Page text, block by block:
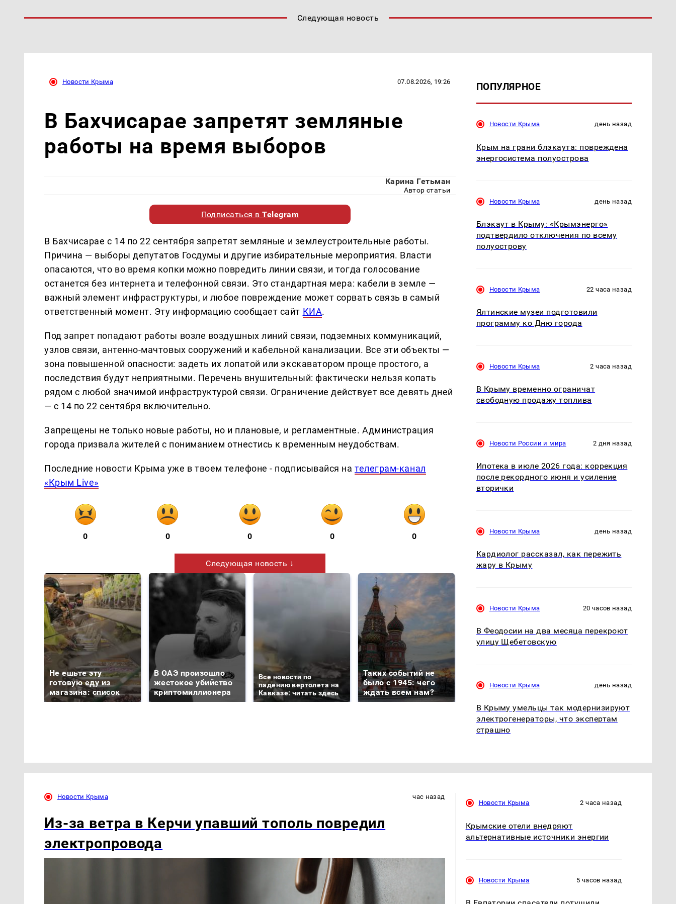
Следующая новость
Новости Крыма 07.08.2026, 19:26
В Бахчисарае запретят земляные
работы на время выборов
Карина Гетьман
Автор статьи
Подписаться вTelegram
В Бахчисарае с 14 по 22 сентября запретят земляные и землеустроительные работы.
Причина — выборы депутатов Госдумы и другие избирательные мероприятия. Власти
опасаются, что во время копки можно повредить линии связи, и тогда голосование
останется без интернета и телефонной связи. Это стандартная мера: кабели в земле —
важный элемент инфраструктуры, и любое повреждение может сорвать связь в самый
ответственный момент. Эту информацию сообщает сайт КИА.
Под запрет попадают работы возле воздушных линий связи, подземных коммуникаций,
узлов связи, антенно-мачтовых сооружений и кабельной канализации. Все эти объекты —
зона повышенной опасности: задеть их лопатой или экскаватором проще простого, а
последствия будут неприятными. Перечень внушительный: фактически нельзя копать
рядом с любой значимой инфраструктурой связи. Ограничение действует все девять дней
— с 14 по 22 сентября включительно.
Запрещены не только новые работы, но и плановые, и регламентные. Администрация
города призвала жителей с пониманием отнестись к временным неудобствам.
Последние новости Крыма уже в твоем телефоне - подписывайся нателеграм-канал
«Крым Live»
0 0 0 0 0
Следующая новость ↓
Не ешьте эту
готовую еду из
магазина: список
В ОАЭ произошло
жестокое убийство
криптомиллионера
Все новости по
падению вертолета на
Кавказе: читать здесь
Таких событий не
было с 1945: чего
ждать всем нам?
ажиотаж из-за этого
машину напали и
ПОПУЛЯРНОЕ
Новости Крыма день назад
Крым на грани блэкаута: повреждена
энергосистема полуострова
Новости Крыма день назад
Блэкаут в Крыму: «Крымэнерго»
подтвердило отключения по всему
полуострову
Новости Крыма 22 часа назад
Ялтинские музеи подготовили
программу ко Дню города
Новости Крыма 2 часа назад
В Крыму временно ограничат
свободную продажу топлива
Новости России и мира 2 дня назад
Ипотека в июле 2026 года: коррекция
после рекордного июня и усиление
вторички
Новости Крыма день назад
Кардиолог рассказал, как пережить
жару в Крыму
Новости Крыма 20 часов назад
В Феодосии на два месяца перекроют
улицу Щебетовскую
Новости Крыма день назад
В Крыму умельцы так модернизируют
электрогенераторы, что экспертам
страшно
Новости Крыма час назад
Из-за ветра в Керчи упавший тополь повредил
электропровода
Новости Крыма 2 часа назад
Крымские отели внедряют
альтернативные источники энергии
Новости Крыма 5 часов назад